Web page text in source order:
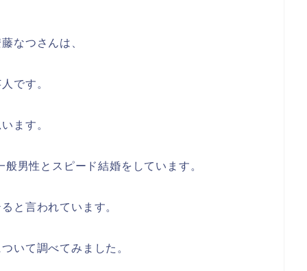
なつさんは、
です。
ます。
男性とスピード結婚をしています。
と言われています。
いて調べてみました。